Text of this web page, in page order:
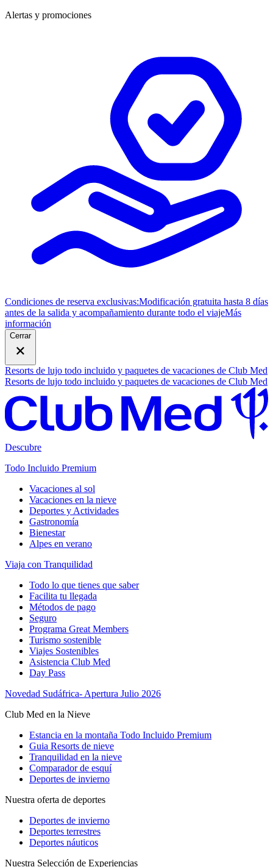
Alertas y promociones
Condiciones de reserva exclusivas:Modificación gratuita hasta 8 días
antes de la salida y acompañamiento durante todo el viajeMás
información
Cerrar
Resorts de lujo todo incluido y paquetes de vacaciones de Club Med
Resorts de lujo todo incluido y paquetes de vacaciones de Club Med
Descubre
Todo Incluido Premium
Vacaciones al sol
Vacaciones en la nieve
Deportes y Actividades
Gastronomía
Bienestar
Alpes en verano
Viaja con Tranquilidad
Todo lo que tienes que saber
Facilita tu llegada
Métodos de pago
Seguro
Programa Great Members
Turismo sostenible
Viajes Sostenibles
Asistencia Club Med
Day Pass
Novedad Sudáfrica- Apertura Julio 2026
Club Med en la Nieve
Estancia en la montaña Todo Incluido Premium
Guia Resorts de nieve
Tranquilidad en la nieve
Comparador de esquí
Deportes de invierno
Nuestra oferta de deportes
Deportes de invierno
Deportes terrestres
Deportes náuticos
Nuestra Selección de Experiencias